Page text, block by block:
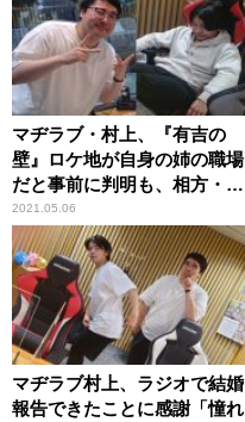
マヂラブ・村上、『有吉の
壁』ロケ地が自身の姉の職場
だと事前に判明も、相方・野
田に一切知らせず問い詰めら
れる
2021.05.06
マヂラブ村上、ラジオで結婚
報告できたことに感謝「憧れ